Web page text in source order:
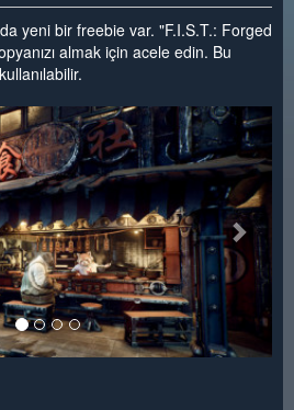
yeni bir freebie var. "F.I.S.T.: Forged
almak için acele edin. Bu
>